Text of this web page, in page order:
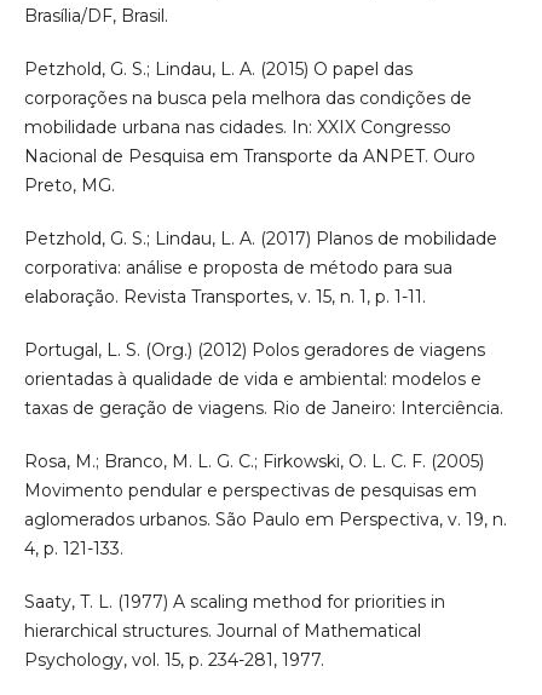
Brasília/DF, Brasil.
Petzhold, G. S.; Lindau, L. A. (2015) O papel das
corporações na busca pela melhora das condições de
mobilidade urbana nas cidades. In: XXIX Congresso
Nacional de Pesquisa em Transporte da ANPET. Ouro
Preto, MG.
Petzhold, G. S.; Lindau, L. A. (2017) Planos de mobilidade
corporativa: análise e proposta de método para sua
elaboração. Revista Transportes, v. 15, n. 1, p. 1-11.
Portugal, L. S. (Org.) (2012) Polos geradores de viagens
orientadas à qualidade de vida e ambiental: modelos e
taxas de geração de viagens. Rio de Janeiro: Interciência.
Rosa, M.; Branco, M. L. G. C.; Firkowski, O. L. C. F. (2005)
Movimento pendular e perspectivas de pesquisas em
aglomerados urbanos. São Paulo em Perspectiva, v. 19, n.
4, p. 121-133.
Saaty, T. L. (1977) A scaling method for priorities in
hierarchical structures. Journal of Mathematical
Psychology, vol. 15, p. 234-281, 1977.